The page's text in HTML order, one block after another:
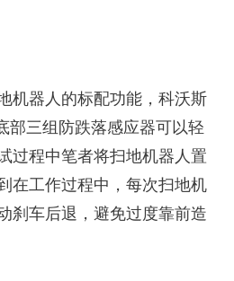
机器人的标配功能，科沃斯
部三组防跌落感应器可以轻
过程中笔者将扫地机器人置
在工作过程中，每次扫地机
刹车后退，避免过度靠前造